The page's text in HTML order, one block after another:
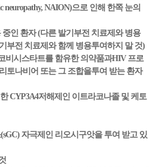
neuropathy, NAION)으로 인해 한쪽 눈의
인 환자 (다른 발기부전 치료제와 병용
부전 치료제와 함께 병용투여하지 말 것)
비시스타트를 함유한 의약품과HIV 프로
토나비어 또는 그 조합을투여 받는 환자
CYP3A4저해제인 이트라코나졸 및 케토
자극제인 리오시구앗을 투여 받고 있